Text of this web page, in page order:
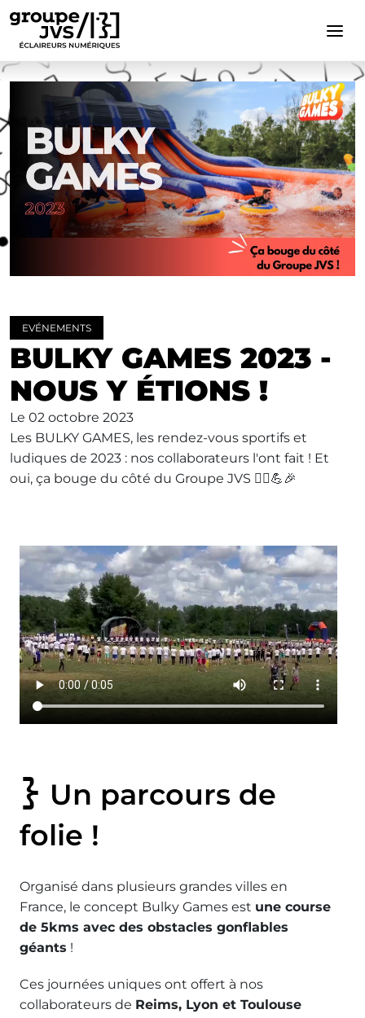
EVÉNEMENTS
BULKY GAMES 2023 -
NOUS Y ÉTIONS !
Le 02 octobre 2023
Les BULKY GAMES, les rendez-vous sportifs et
ludiques de 2023 : nos collaborateurs l'ont fait ! Et
oui, ça bouge du côté du Groupe JVS 🏃‍♀️💪🎉
Un parcours de
folie !
Organisé dans plusieurs grandes villes en
France, le concept Bulky Games est une course
de 5kms avec des obstacles gonflables
géants !
Ces journées uniques ont offert à nos
collaborateurs de Reims, Lyon et Toulouse
Cookies management panel